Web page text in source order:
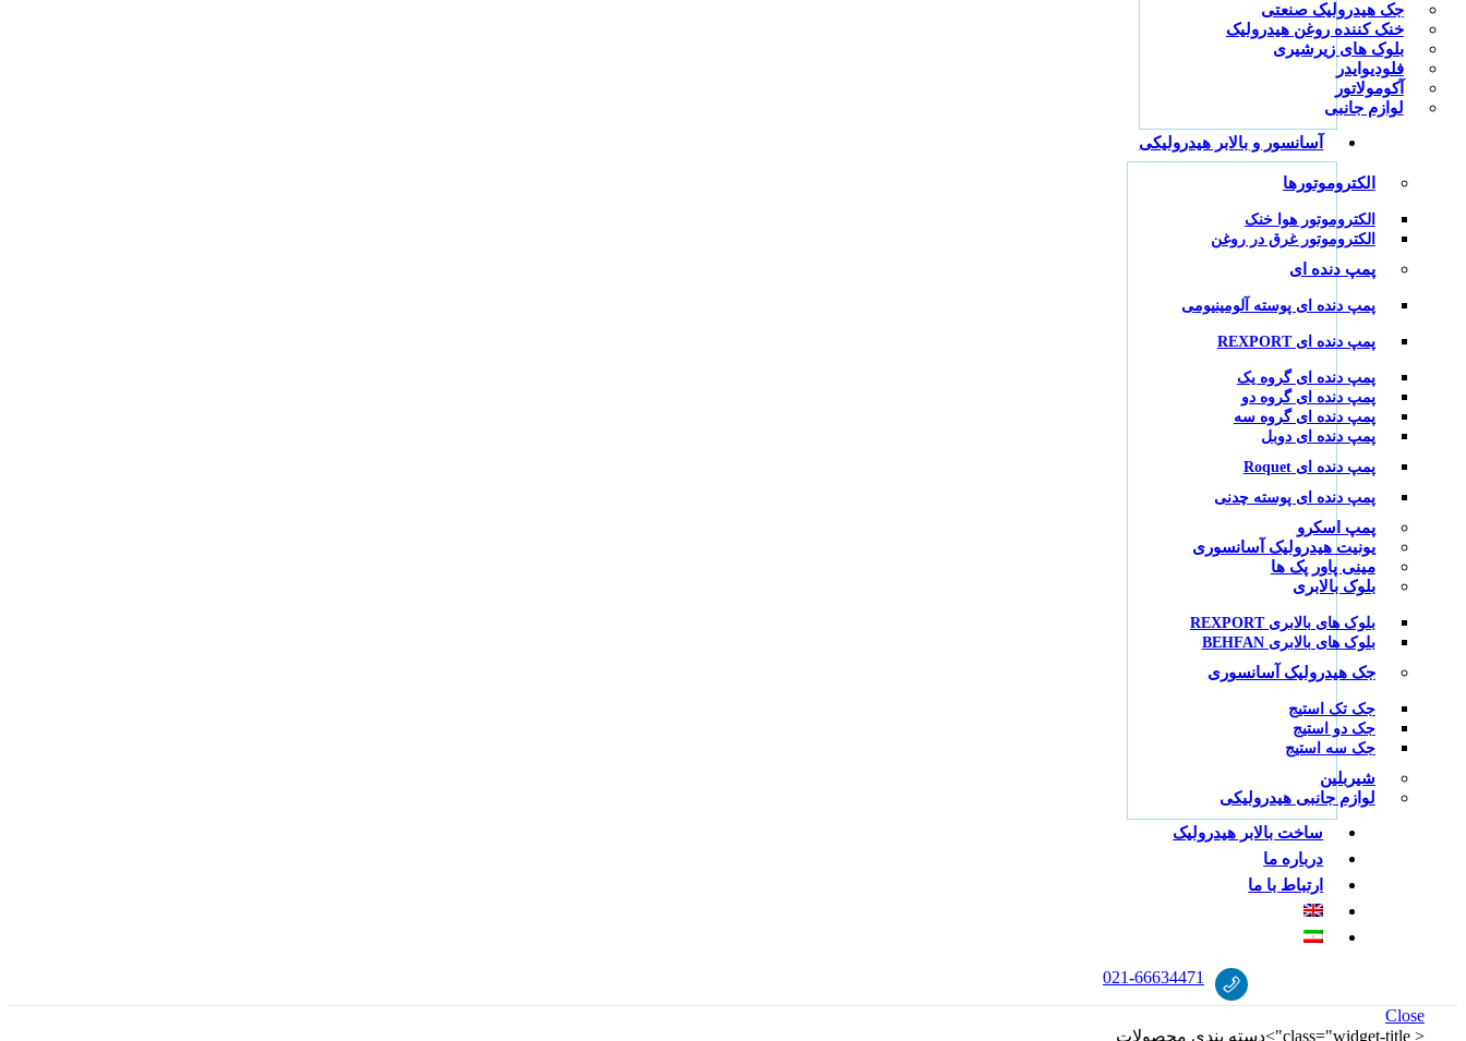
جک هیدرولیک صنعتی
خنک کننده روغن هیدرولیک
بلوک های زیرشیری
فلودیوایدر
آکومولاتور
لوازم جانبی
آسانسور و بالابر هیدرولیکی
الکتروموتورها
الکتروموتور هوا خنک
الکتروموتور غرق در روغن
پمپ دنده ای
پمپ دنده ای پوسته آلومینیومی
پمپ دنده ای REXPORT
پمپ دنده ای گروه یک
پمپ دنده ای گروه دو
پمپ دنده ای گروه سه
پمپ دنده ای دوبل
پمپ دنده ای Roquet
پمپ دنده ای پوسته چدنی
پمپ اسکرو
یونیت هیدرولیک آسانسوری
مینی پاور پک ها
بلوک بالابری
بلوک های بالابری REXPORT
بلوک های بالابری BEHFAN
جک هیدرولیک آسانسوری
جک تک استیج
جک دو استیج
جک سه استیج
شیربلین
لوازم جانبی هیدرولیکی
ساخت بالابر هیدرولیک
درباره ما
ارتباط با ما
021-66634471
Close
< class="widget-title">دسته‌ بندی محصولات